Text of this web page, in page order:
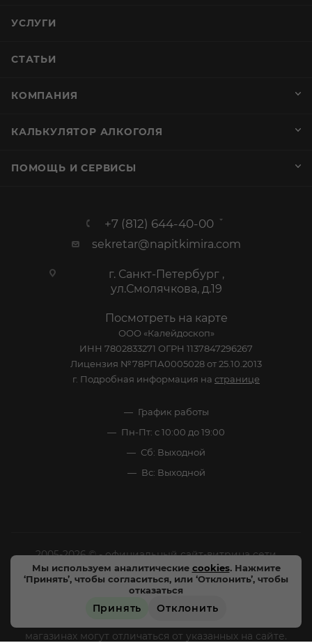
Мы используем аналитические cookies. Нажмите
‘Принять’, чтобы согласиться, или ‘Отклонить’, чтобы
отказаться
Принять Отклонить
УСЛУГИ
СТАТЬИ
КОМПАНИЯ
КАЛЬКУЛЯТОР АЛКОГОЛЯ
ПОМОЩЬ И СЕРВИСЫ
+7 (812) 644-40-00
sekretar@napitkimira.com
г. Санкт-Петербург ,
ул.Смолячкова, д.19
Посмотреть на карте
ООО «Калейдоскоп»
ИНН 7802833271 ОГРН 1137847296267
Лицензия №78РПА0005028 от 25.10.2013
г. Подробная информация на странице
График работы
Пн-Пт: с 10:00 до 19:00
Сб: Выходной
Вс: Выходной
2005-2026 © - официальный сайт-витрина сети
специализированных напитков "Калейдоскоп Напитков
Мира". Все права защищены.
магазинах могут отличаться от указанных на сайте.